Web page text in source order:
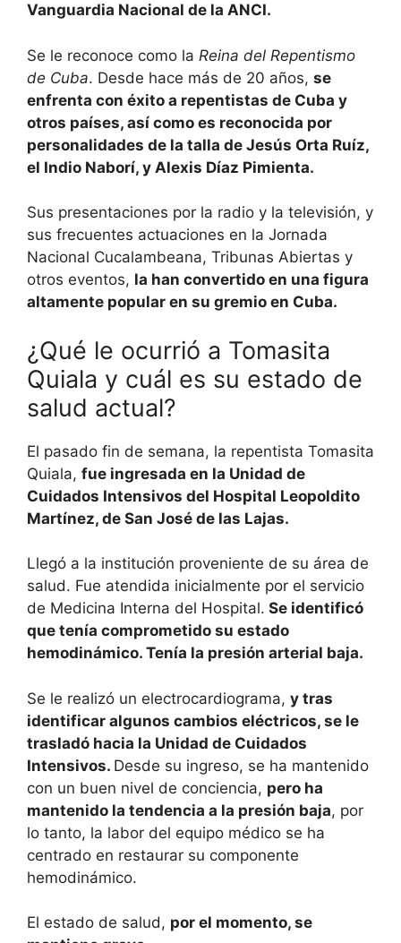
Vanguardia Nacional de la ANCI.
Se le reconoce como la Reina del Repentismo
de Cuba. Desde hace más de 20 años, se
enfrenta con éxito a repentistas de Cuba y
otros países, así como es reconocida por
personalidades de la talla de Jesús Orta Ruíz,
el Indio Naborí, y Alexis Díaz Pimienta.
Sus presentaciones por la radio y la televisión, y
sus frecuentes actuaciones en la Jornada
Nacional Cucalambeana, Tribunas Abiertas y
otros eventos, la han convertido en una figura
altamente popular en su gremio en Cuba.
¿Qué le ocurrió a Tomasita
Quiala y cuál es su estado de
salud actual?
El pasado fin de semana, la repentista Tomasita
Quiala, fue ingresada en la Unidad de
Cuidados Intensivos del Hospital Leopoldito
Martínez, de San José de las Lajas.
Llegó a la institución proveniente de su área de
salud. Fue atendida inicialmente por el servicio
de Medicina Interna del Hospital. Se identificó
que tenía comprometido su estado
hemodinámico. Tenía la presión arterial baja.
Se le realizó un electrocardiograma, y tras
identificar algunos cambios eléctricos, se le
trasladó hacia la Unidad de Cuidados
Intensivos. Desde su ingreso, se ha mantenido
con un buen nivel de conciencia, pero ha
mantenido la tendencia a la presión baja, por
lo tanto, la labor del equipo médico se ha
centrado en restaurar su componente
hemodinámico.
El estado de salud, por el momento, se